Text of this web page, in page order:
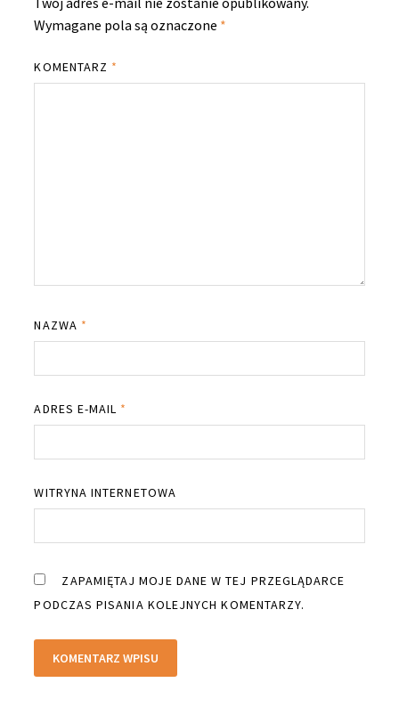
Wymagane pola są oznaczone *
KOMENTARZ *
NAZWA *
ADRES E-MAIL *
WITRYNA INTERNETOWA
ZAPAMIĘTAJ MOJE DANE W TEJ PRZEGLĄDARCE
PODCZAS PISANIA KOLEJNYCH KOMENTARZY.